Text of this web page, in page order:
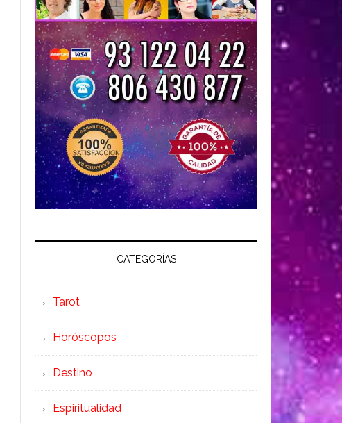
CATEGORÍAS
Tarot
Horóscopos
Destino
Espiritualidad